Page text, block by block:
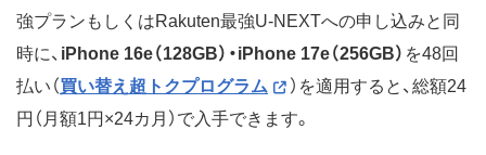
強プランもしくはRakuten最強U-NEXTへの申し込みと同
時に、 iPhone 16e（128GB）・iPhone 17e（256GB） を48回
払い（買い替え超トクプログラム
）を適用すると、総額24
円（月額1円×24カ月）で入手できます。